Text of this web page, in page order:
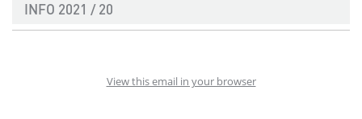
INFO 2021 / 20
View this email in your browser